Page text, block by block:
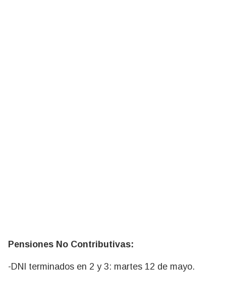
Pensiones No Contributivas:
-DNI terminados en 2 y 3: martes 12 de mayo.